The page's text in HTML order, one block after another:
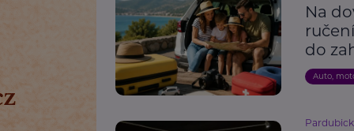
Na
do
Auto,